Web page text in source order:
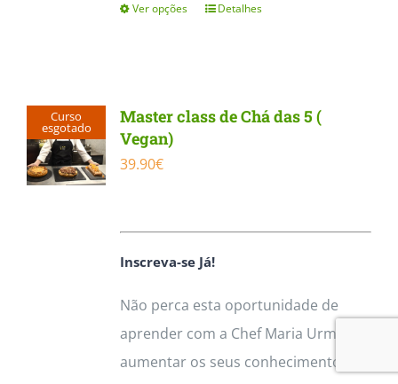
Ver opções
This
variants.
chosen
on
the
product
Detalhes
Curso
esgotado
Master class de Chá das 5 (
Vegan)
39.90€
Inscreva-se Já!
Não perca esta oportunidade de
aprender com a Chef Maria Urmal e
aumentar os seus conhecimentos